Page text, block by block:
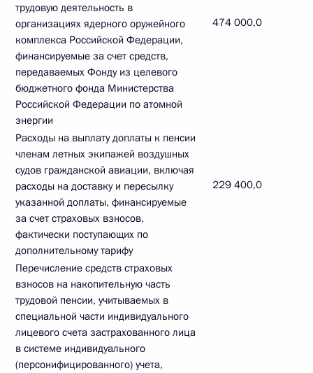
трудовую деятельность в
организациях ядерного оружейного
комплекса Российской Федерации,
финансируемые за счет средств,
передаваемых Фонду из целевого
бюджетного фонда Министерства
Российской Федерации по атомной
энергии
474 000,0
Расходы на выплату доплаты к пенсии
членам летных экипажей воздушных
судов гражданской авиации, включая
расходы на доставку и пересылку
указанной доплаты, финансируемые
за счет страховых взносов,
фактически поступающих по
дополнительному тарифу
229 400,0
Перечисление средств страховых
взносов на накопительную часть
трудовой пенсии, учитываемых в
специальной части индивидуального
лицевого счета застрахованного лица
в системе индивидуального
(персонифицированного) учета,